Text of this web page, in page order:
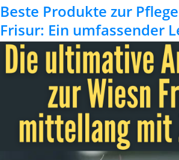
Beste Produkte zur
Frisur: Ein umfassender